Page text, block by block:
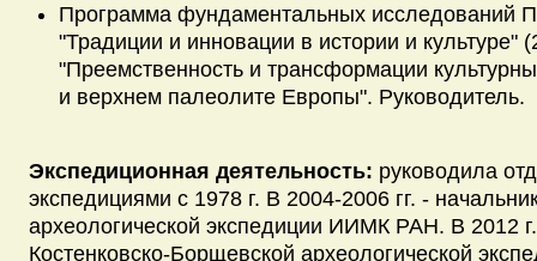
Программа фундаментальных исследований
"Традиции и инновации в истории и культуре"
"Преемственность и трансформации
и верхнем палеолите Европы". Руководитель.
Экспедиционная деятельность: руководила
экспедициями с 1978 г. В 2004-2006 гг. -
археологической экспедиции ИИМК РАН. В 2012
Костенковско-Борщевской археологической